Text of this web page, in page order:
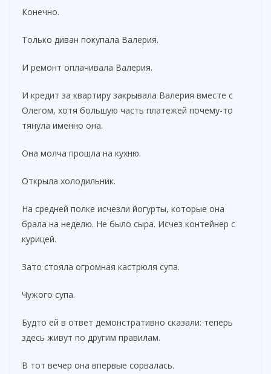
Конечно.
Только диван покупала Валерия.
И ремонт оплачивала Валерия.
И кредит за квартиру закрывала Валерия вместе с
Олегом, хотя большую часть платежей почему-то
тянула именно она.
Она молча прошла на кухню.
Открыла холодильник.
На средней полке исчезли йогурты, которые она
брала на неделю. Не было сыра. Исчез контейнер с
курицей.
Зато стояла огромная кастрюля супа.
Чужого супа.
Будто ей в ответ демонстративно сказали: теперь
здесь живут по другим правилам.
В тот вечер она впервые сорвалась.